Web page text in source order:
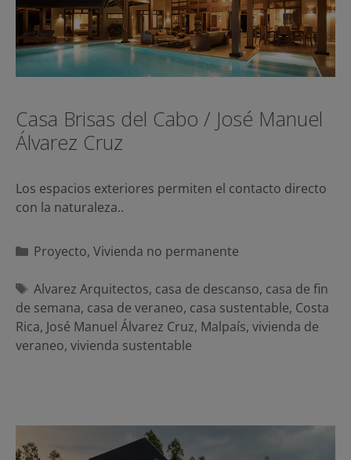
Casa Brisas del Cabo / José Manuel
Álvarez Cruz
Los espacios exteriores permiten el contacto directo
con la naturaleza..
Categorías
Proyecto, Vivienda no permanente
Etiquetas
Alvarez Arquitectos, casa de descanso, casa de fin
de semana, casa de veraneo, casa sustentable, Costa
Rica, José Manuel Álvarez Cruz, Malpaís, vivienda de
veraneo, vivienda sustentable